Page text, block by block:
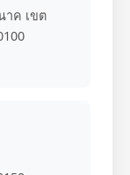
าค เขต